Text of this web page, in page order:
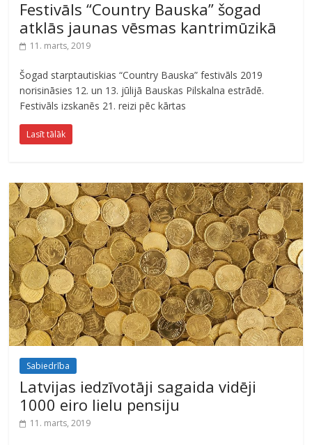
Festivāls “Country Bauska” šogad
atklās jaunas vēsmas kantrimūzikā
11. marts, 2019
Šogad starptautiskias “Country Bauska” festivāls 2019
norisināsies 12. un 13. jūlijā Bauskas Pilskalna estrādē.
Festivāls izskanēs 21. reizi pēc kārtas
Lasīt tālāk
Sabiedrība
Latvijas iedzīvotāji sagaida vidēji
1000 eiro lielu pensiju
11. marts, 2019